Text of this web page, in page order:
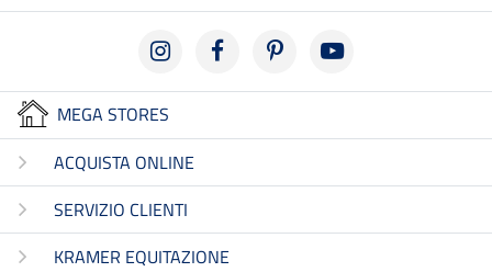
MEGA STORES
ACQUISTA ONLINE
SERVIZIO CLIENTI
KRAMER EQUITAZIONE